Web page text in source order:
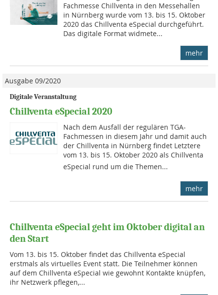
Fachmesse Chillventa in den Messehallen
in Nürnberg wurde vom 13. bis 15. Oktober
2020 das Chillventa eSpecial durchgeführt.
Das digitale Format widmete...
mehr
Ausgabe 09/2020
Digitale Veranstaltung
Chillventa eSpecial 2020
Nach dem Ausfall der regulären TGA-
Fachmessen in diesem Jahr und damit auch
der Chillventa in Nürnberg findet Letztere
vom 13. bis 15. Oktober 2020 als Chillventa
eSpecial rund um die Themen...
mehr
Chillventa eSpecial geht im Oktober digital an
den Start
Vom 13. bis 15. Oktober findet das Chillventa eSpecial
erstmals als virtuelles Event statt. Die Teilnehmer können
auf dem Chillventa eSpecial wie gewohnt Kontakte knüpfen,
ihr Netzwerk pflegen,...